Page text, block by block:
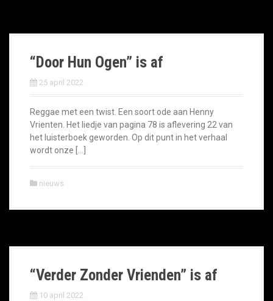
“Door Hun Ogen” is af
25 april 2022
Reggae met een twist. Een soort ode aan Henny
Vrienten. Het liedje van pagina 78 is aflevering 22 van
het luisterboek geworden. Op dit punt in het verhaal
wordt onze […]
nieuws
“Verder Zonder Vrienden” is af
10 april 2022